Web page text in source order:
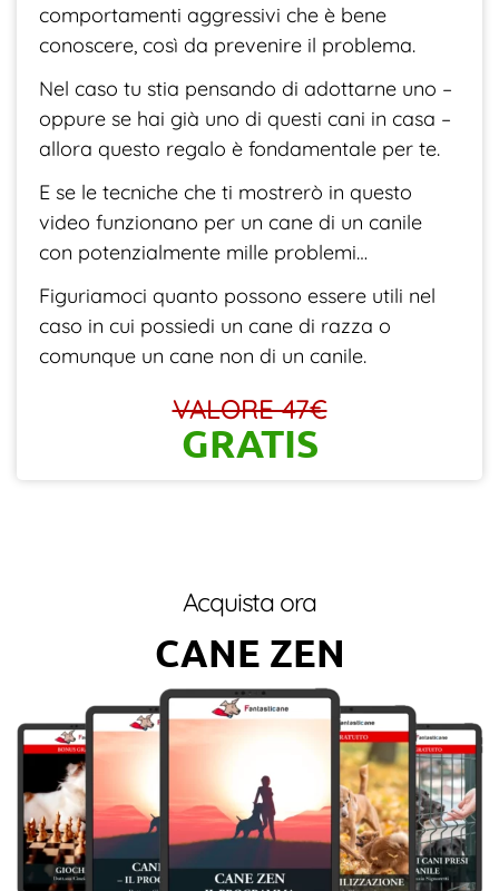
comportamenti aggressivi che è bene
conoscere, così da prevenire il problema.
Nel caso tu stia pensando di adottarne uno –
oppure se hai già uno di questi cani in casa –
allora questo regalo è fondamentale per te.
E se le tecniche che ti mostrerò in questo
video funzionano per un cane di un canile
con potenzialmente mille problemi…
Figuriamoci quanto possono essere utili nel
caso in cui possiedi un cane di razza o
comunque un cane non di un canile.
VALORE 47€
GRATIS
Acquista ora
CANE ZEN